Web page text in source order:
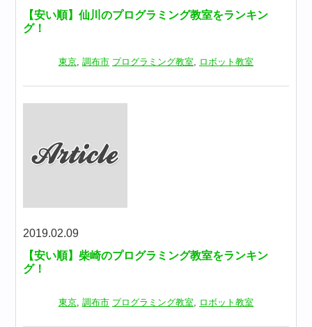
【安い順】仙川のプログラミング教室をランキン
グ！
東京, 調布市 プログラミング教室, ロボット教室
2019.02.09
【安い順】柴崎のプログラミング教室をランキン
グ！
東京, 調布市 プログラミング教室, ロボット教室